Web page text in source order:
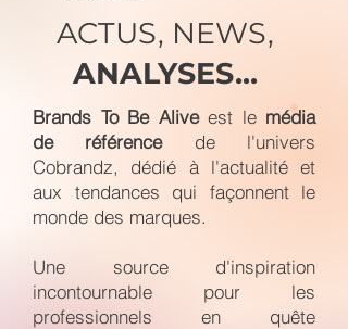
ACTUS, NEWS,
ANALYSES...
Brands To Be Aliveest le média
de référencede l'univers
Cobrandz, dédié à l'actualité et
aux tendances qui façonnent le
monde des marques.
Une source d'inspiration
incontournable pour les
professionnels en quête